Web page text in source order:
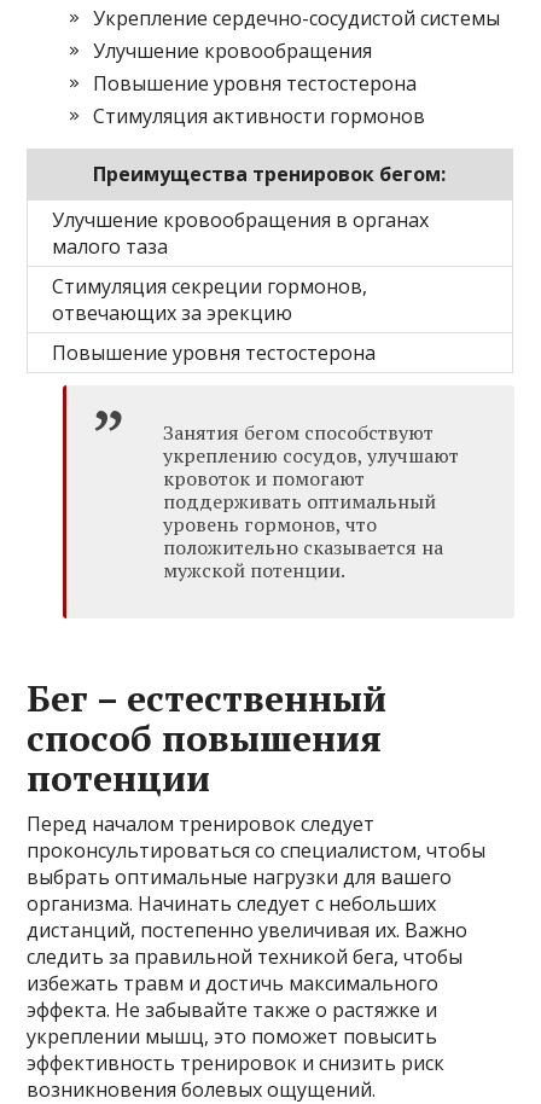
Укрепление сердечно-сосудистой системы
Улучшение кровообращения
Повышение уровня тестостерона
Стимуляция активности гормонов
Преимущества тренировок бегом:
Улучшение кровообращения в органах
малого таза
Стимуляция секреции гормонов,
отвечающих за эрекцию
Повышение уровня тестостерона
Занятия бегом способствуют
укреплению сосудов, улучшают
кровоток и помогают
поддерживать оптимальный
уровень гормонов, что
положительно сказывается на
мужской потенции.
Бег – естественный
способ повышения
потенции
Перед началом тренировок следует
проконсультироваться со специалистом, чтобы
выбрать оптимальные нагрузки для вашего
организма. Начинать следует с небольших
дистанций, постепенно увеличивая их. Важно
следить за правильной техникой бега, чтобы
избежать травм и достичь максимального
эффекта. Не забывайте также о растяжке и
укреплении мышц, это поможет повысить
эффективность тренировок и снизить риск
возникновения болевых ощущений.